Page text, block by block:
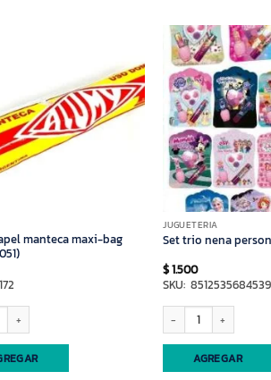
manteca maxi-bag
manteca maxi-bag 5mt (30051) cantidad
JUGUETERIA
Set trio nena
$1.500
SKU: 8512535684539
Set trio nena personaje
AGREGAR